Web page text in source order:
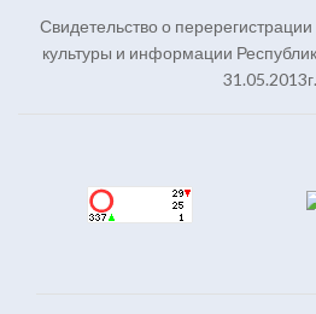
Свидетельство о
культуры и информации
31.05.2013г.